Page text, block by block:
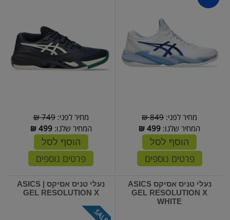
מחיר לפני:849 ₪
המחיר שלנו: 499
₪
הוסף לסל
פרטים נוספים
מחיר לפני:749 ₪
המחיר שלנו:499
₪
הוסף לסל
פרטים נוספים
נעלי טניס אסיקס ASICS
GEL RESOLUTION X
WHITE
נעלי טניס אסיקס | ASICS
GEL RESOLUTION X